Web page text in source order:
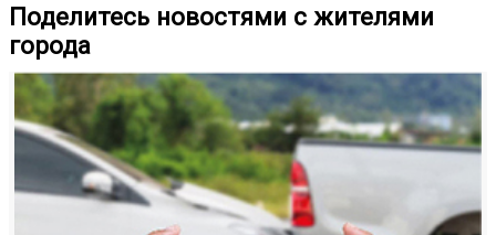
Поделитесь новостями с жителями
города